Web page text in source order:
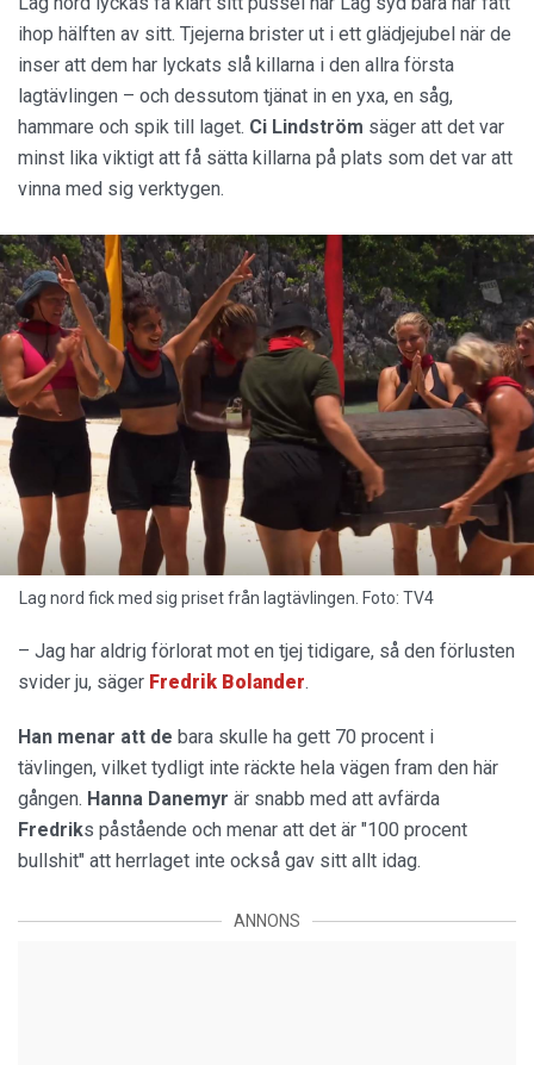
ihop hälften av sitt. Tjejerna brister ut i ett glädjejubel när de
inser att dem har lyckats slå killarna i den allra första
lagtävlingen – och dessutom tjänat in en yxa, en såg,
hammare och spik till laget. Ci Lindström säger att det var
minst lika viktigt att få sätta killarna på plats som det var att
vinna med sig verktygen.
Lag nord fick med sig priset från lagtävlingen. Foto: TV4
– Jag har aldrig förlorat mot en tjej tidigare, så den förlusten
svider ju, säger Fredrik Bolander.
Han menar att de bara skulle ha gett 70 procent i
tävlingen, vilket tydligt inte räckte hela vägen fram den här
gången. Hanna Danemyr är snabb med att avfärda
Fredriks påstående och menar att det är "100 procent
bullshit" att herrlaget inte också gav sitt allt idag.
ANNONS